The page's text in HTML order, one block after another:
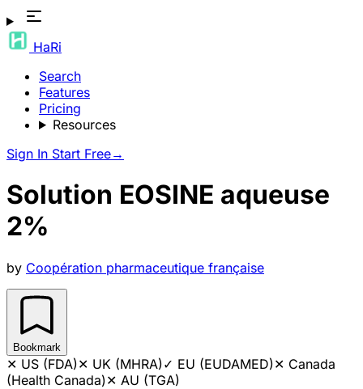
HaRi
Search
Features
Pricing
Resources
Sign In Start Free→
Solution EOSINE aqueuse
2%
by Coopération pharmaceutique française
Bookmark
✕ US (FDA)✕ UK (MHRA)✓ EU (EUDAMED)✕ Canada
(Health Canada)✕ AU (TGA)